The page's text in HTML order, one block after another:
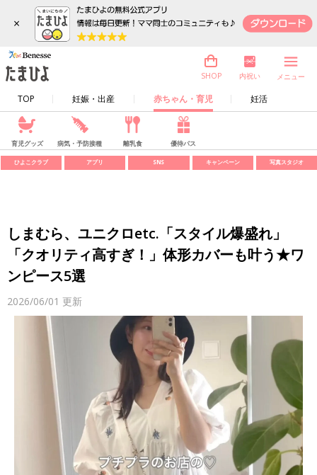
×
TOP 妊娠・出産 赤ちゃん・育児 妊活
SHOP 内祝い メニュー
育児グッズ 病気・予防接種 離乳食 優待パス
ひよこクラブ アプリ SNS キャンペーン 写真スタジオ
しまむら、ユニクロetc.「スタイル爆盛れ」
「クオリティ高すぎ！」体形カバーも叶う★ワ
ンピース5選
2026/06/01 更新